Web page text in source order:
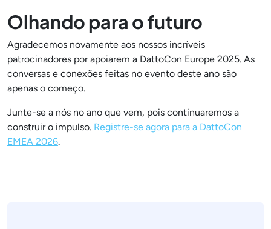
Olhando para o futuro
Agradecemos novamente aos nossos incríveis
patrocinadores por apoiarem a DattoCon Europe 2025. As
conversas e conexões feitas no evento deste ano são
apenas o começo.
Junte-se a nós no ano que vem, pois continuaremos a
construir o impulso. Registre-se agora para a DattoCon
EMEA 2026.